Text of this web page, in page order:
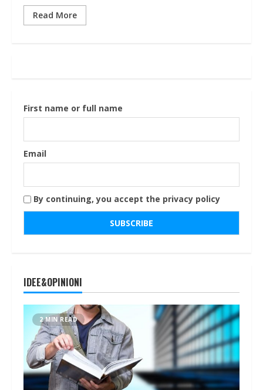
Read More
First name or full name
Email
By continuing, you accept the privacy policy
IDEE&OPINIONI
2 MIN READ